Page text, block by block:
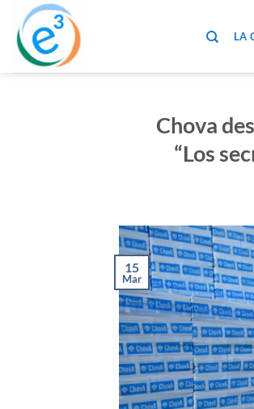
Saltar
contenido
LA
Chova
“Los
15
Mar